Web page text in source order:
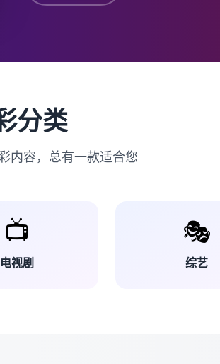
分类
内容，总有一款适合您
📺
电视剧
🎭
综艺